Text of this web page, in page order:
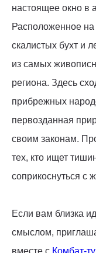
настоящее окно в
Расположенное
скалистых бухт и
из самых
региона. Здесь
прибрежных
первозданная
своим законам.
тех, кто ищет
соприкоснуться с
Если вам близка
смыслом,
вместе с Комбат-